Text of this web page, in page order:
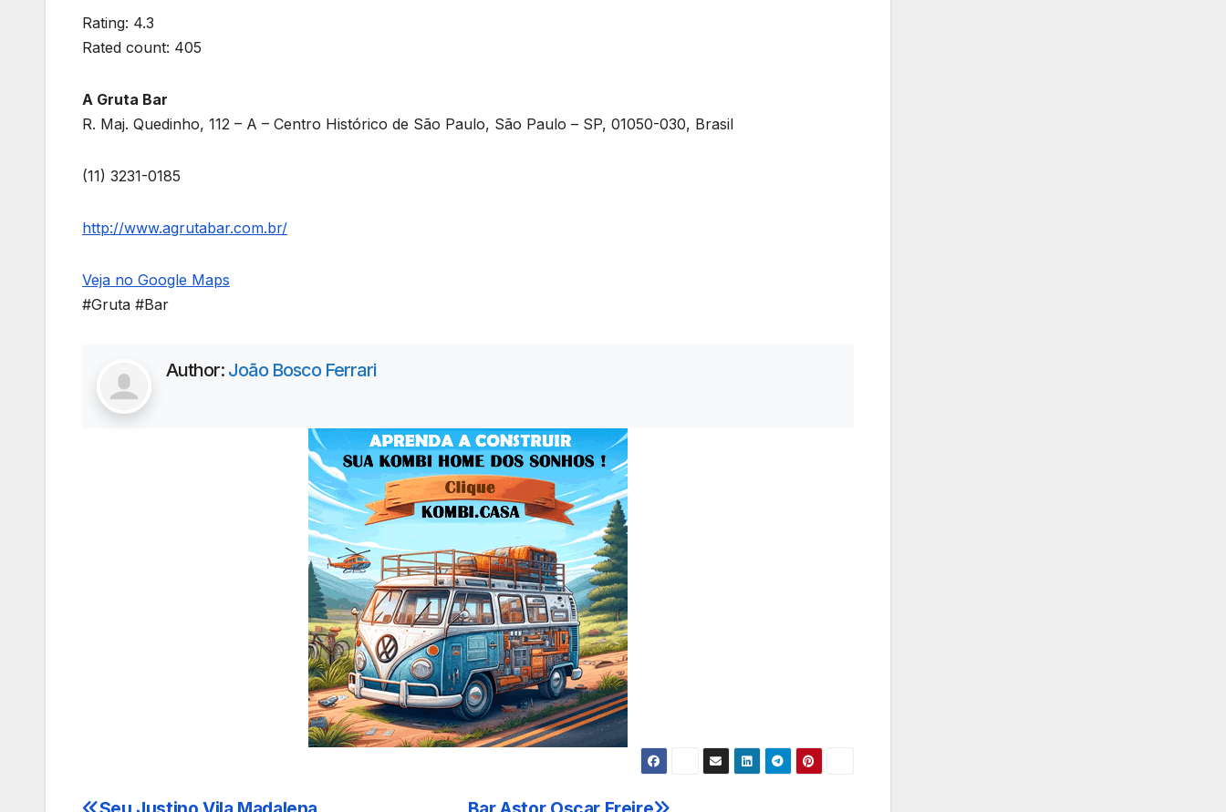
Rating: 4.3
Rated count: 405
A Gruta Bar
R. Maj. Quedinho, 112 – A – Centro Histórico de São Paulo, São Paulo – SP, 01050-030, Brasil
(11) 3231-0185
http://www.agrutabar.com.br/
Veja no Google Maps
#Gruta #Bar
Author: João Bosco Ferrari